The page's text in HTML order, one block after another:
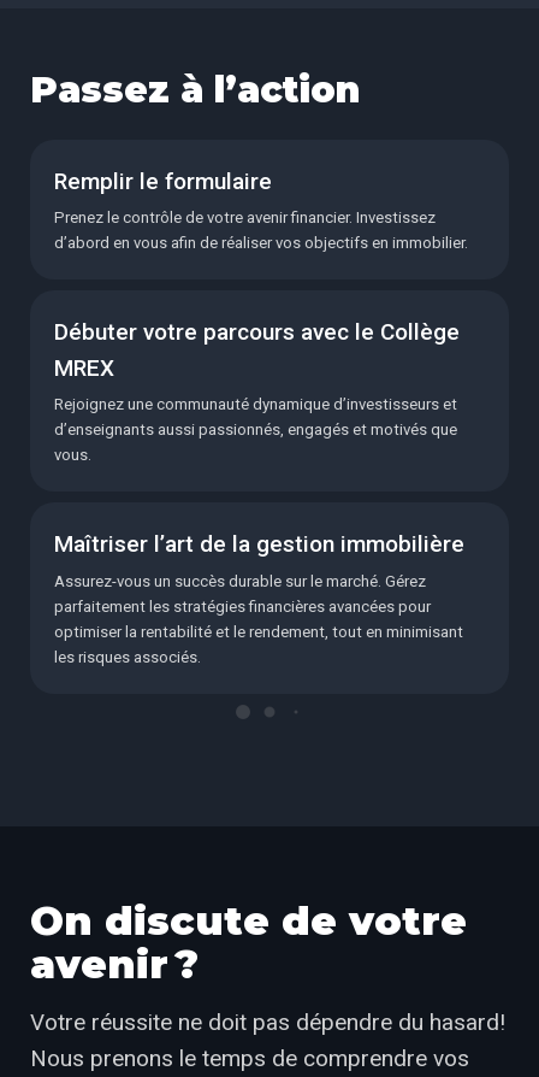
Passez à l’action
Remplir le formulaire
Prenez le contrôle de votre avenir financier. Investissez
d’abord en vous afin de réaliser vos objectifs en immobilier.
Débuter votre parcours avec le Collège
MREX
Rejoignez une communauté dynamique d’investisseurs et
d’enseignants aussi passionnés, engagés et motivés que
vous.
Maîtriser l’art de la gestion immobilière
Assurez-vous un succès durable sur le marché. Gérez
parfaitement les stratégies financières avancées pour
optimiser la rentabilité et le rendement, tout en minimisant
les risques associés.
On discute de votre
avenir ?
Votre réussite ne doit pas dépendre du hasard!
Nous prenons le temps de comprendre vos